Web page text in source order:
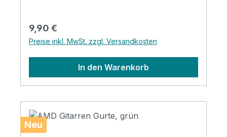
Regulärer Preis:
9,90 €
Preise inkl. MwSt. zzgl. Versandkosten
In den Warenkorb
Neu